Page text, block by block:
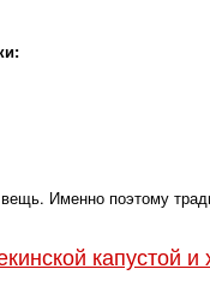
Именно поэтому
капустой